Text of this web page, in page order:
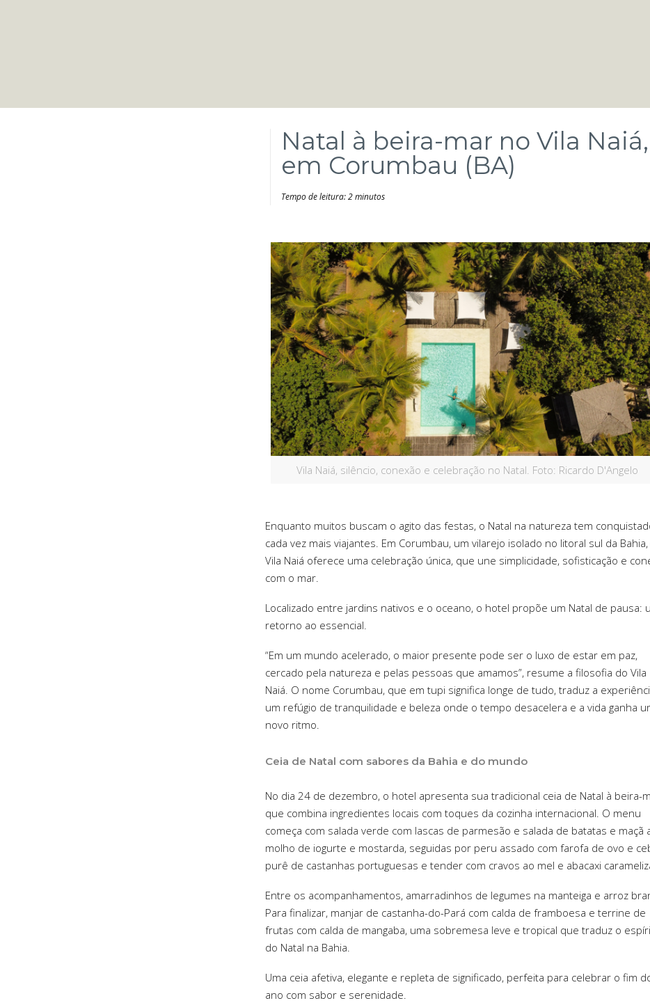
Natal à beira-mar no Vila Naiá,
em Corumbau (BA)
Tempo de leitura: 2 minutos
Vila Naiá, silêncio, conexão e celebração no Natal. Foto: Ricardo D'Angelo
Enquanto muitos buscam o agito das festas, o Natal na natureza tem
cada vez mais viajantes. Em Corumbau, um vilarejo isolado no litoral sul da Bahia,
Vila Naiá oferece uma celebração única, que une simplicidade, sofisticação e
com o mar.
Localizado entre jardins nativos e o oceano, o hotel propõe um Natal de pausa:
retorno ao essencial.
“Em um mundo acelerado, o maior presente pode ser o luxo de estar em paz,
cercado pela natureza e pelas pessoas que amamos”, resume a filosofia do Vila
Naiá. O nome Corumbau, que em tupi significa longe de tudo, traduz a
um refúgio de tranquilidade e beleza onde o tempo desacelera e a vida ganha
novo ritmo.
Ceia de Natal com sabores da Bahia e do mundo
No dia 24 de dezembro, o hotel apresenta sua tradicional ceia de Natal à beira-
que combina ingredientes locais com toques da cozinha internacional. O menu
começa com salada verde com lascas de parmesão e salada de batatas e maçã
molho de iogurte e mostarda, seguidas por peru assado com farofa de ovo e
purê de castanhas portuguesas e tender com cravos ao mel e abacaxi
Entre os acompanhamentos, amarradinhos de legumes na manteiga e arroz
Para finalizar, manjar de castanha-do-Pará com calda de framboesa e terrine de
frutas com calda de mangaba, uma sobremesa leve e tropical que traduz o
do Natal na Bahia.
Uma ceia afetiva, elegante e repleta de significado, perfeita para celebrar o fim
ano com sabor e serenidade.